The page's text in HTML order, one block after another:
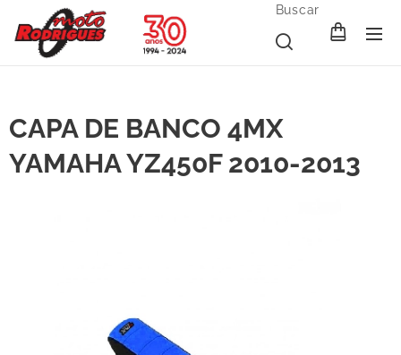
Buscar
CAPA DE BANCO 4MX
YAMAHA YZ450F 2010-2013